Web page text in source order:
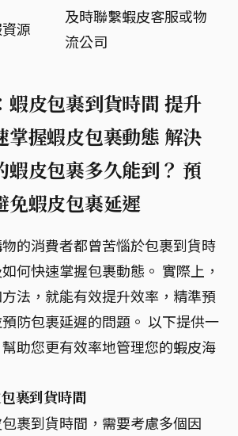
源
及時聯繫蝦皮客服或物
流公司
蝦皮包裹到貨時間 提升
掌握蝦皮包裹動態 解決
蝦皮包裹多久能到？ 預
免蝦皮包裹延遲
的消費者都曾苦惱於包裹到貨時
何快速掌握包裹動態。 實際上，
法，就能有效提升效率，精準預
防包裹延遲的問題。 以下提供一
助您更有效率地管理您的蝦皮海
裹到貨時間
裹到貨時間，需要考慮多個因